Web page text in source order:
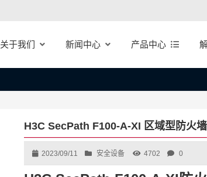
关于我们 新闻中心 产品中心
H3C SecPath F100-A-XI 区域型防火墙
2023/09/11 安全设备 4702 0